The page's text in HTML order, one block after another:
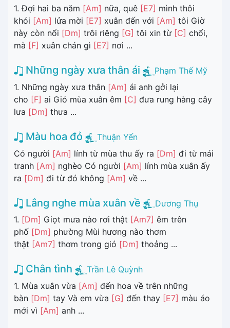
1. Đợi hai ba năm [Am] nữa, quê [E7] mình thôi
khói [Am] lửa mời [E7] xuân đến với [Am] tôi Giờ
này còn nổi [Dm] trôi riêng [G] tôi xin từ [C] chối,
mà [F] xuân chán gì [E7] nơi ...
Những ngày xưa thân ái
Phạm Thế Mỹ
1. Những ngày xưa thân [Am] ái anh gởi lại
cho [F] ai Gió mùa xuân êm [C] đưa rung hàng cây
lưa [Dm] thưa ...
Màu hoa đỏ
Thuận Yến
Có người [Am] lính từ mùa thu ấy ra [Dm] đi từ mái
tranh [Am] nghèo Có người [Am] lính mùa xuân ấy
ra [Dm] đi từ đó không [Am] về ...
Lắng nghe mùa xuân về
Dương Thụ
1. [Dm] Giọt mưa nào rơi thật [Am7] êm trên
phố [Dm] phường Mùi hương nào thơm
thật [Am7] thơm trong gió [Dm] thoảng ...
Chân tình
Trần Lê Quỳnh
1. Mùa xuân vừa [Am] đến hoa về trên những
bàn [Dm] tay Và em vừa [G] đến thay [E7] màu áo
mới vì [Am] anh ...